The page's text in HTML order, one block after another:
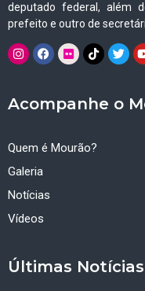
deputado federal, além
prefeito e outro de
Acompanhe o
Quem é Mourão?
Galeria
Notícias
Vídeos
Últimas Notícias